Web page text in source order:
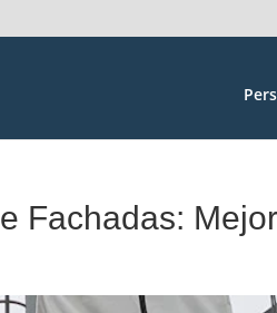
Fachadas: